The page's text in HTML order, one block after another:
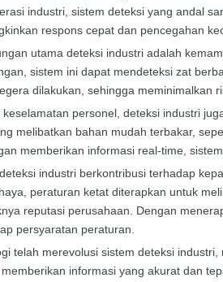
industri, sistem deteksi yang andal
respons cepat dan pencegahan
utama deteksi industri adalah
sistem ini dapat mendeteksi zat
dilakukan, sehingga meminimalkan
personel, deteksi industri
melibatkan bahan mudah terbakar,
memberikan informasi real-time,
industri berkontribusi terhadap
peraturan ketat diterapkan untuk
reputasi perusahaan. Dengan
persyaratan peraturan.
telah merevolusi sistem deteksi
informasi yang akurat dan